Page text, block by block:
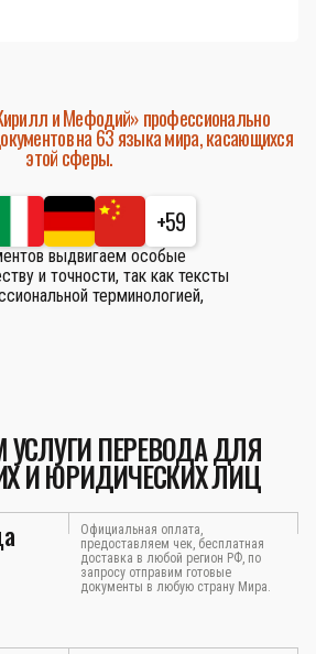
и Мефодий» профессионально
на 63 языка мира, касающихся
этой сферы.
+59
выдвигаем особые
и точности, так как тексты
терминологией,
ПЕРЕВОДА ДЛЯ
И ЮРИДИЧЕСКИХ ЛИЦ
Официальная оплата,
предоставляем чек, бесплатная
доставка в любой регион РФ, по
запросу отправим готовые
документы в любую страну Мира.